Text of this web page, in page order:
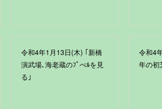
令和4年1月13日(木) ｢新橋
演武場､海老蔵のﾌﾟぺﾙを見
る｣
令和4
年の初